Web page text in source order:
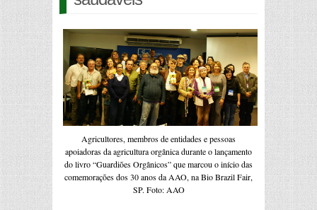
Agricultores, membros de entidades e pessoas
apoiadoras da agricultura orgânica durante o lançamento
do livro “Guardiões Orgânicos” que marcou o início das
comemorações dos 30 anos da AAO, na Bio Brazil Fair,
SP. Foto: AAO